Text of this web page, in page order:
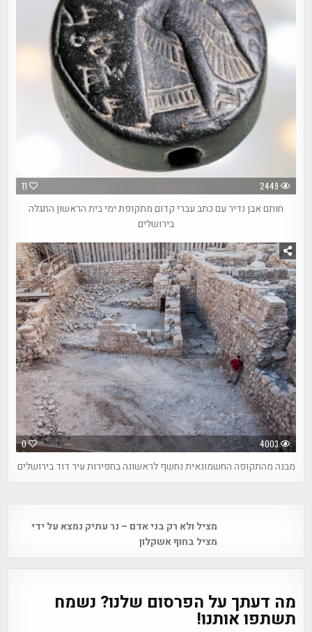
11 2449
חותם אבן נדיר עם כתב עברי קדום מתקופת ימי בית הראשון התגלה
בירושלים
0 4003
מבנה מהתקופה החשמונאית נחשף לראשונה בחפירות עיר דוד בירושלים
navigationמציל ולא רק בני אדם – נר עתיק נמצא על ידי
מציל בחוף אשקלון
מה דעתך על הפרסום שלנו? נשמח
תשתפו אותנו!